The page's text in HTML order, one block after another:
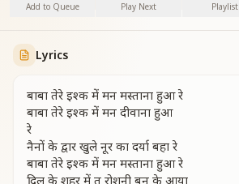
Add to Queue Play Next Playlist
Lyrics
बाबा तेरे इश्क में मन मस्ताना हुआ रे
बाबा तेरे इश्क में मन दीवाना हुआ
रे
नैनों के द्वार खुले नूर का दर्या बहा रे
बाबा तेरे इश्क में मन मस्ताना हुआ रे
दिल के शहर में तू रोशनी बन के आया